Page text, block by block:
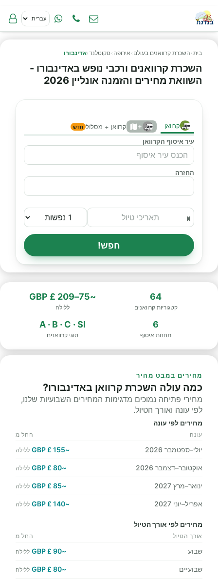
בית› השכרת קרוואנים בעולם › אירופה ›סקוטלנד›אדינבורו
השכרת קרוואנים ורכבי נופש באדינבורו -
השוואת מחירים והזמנה אונליין 2026
קרוואן + קרוואן + מסלול חדש
עיר איסוף הקרוואן
החזרה
חפש!
64
קטגוריות קרוואנים
~75–209 £ GBP
ללילה
6
תחנות איסוף
A · B · C · SI
סוגי קרוואנים
מחירים במבט מהיר
כמה עולה השכרת קרוואן באדינבורו?
מחירי פתיחה נמוכים מדגימות המחירים השבועיות שלנו,
לפי עונה ואורך הטיול.
מחירים לפי עונה
עונה החל מ
יולי–ספטמבר 2026 ~155 £ GBP ללילה
אוקטובר–דצמבר 2026 ~80 £ GBP ללילה
ינואר–מרץ 2027 ~85 £ GBP ללילה
אפריל–יוני 2027 ~140 £ GBP ללילה
מחירים לפי אורך הטיול
אורך הטיול החל מ
שבוע ~90 £ GBP ללילה
שבועיים ~80 £ GBP ללילה